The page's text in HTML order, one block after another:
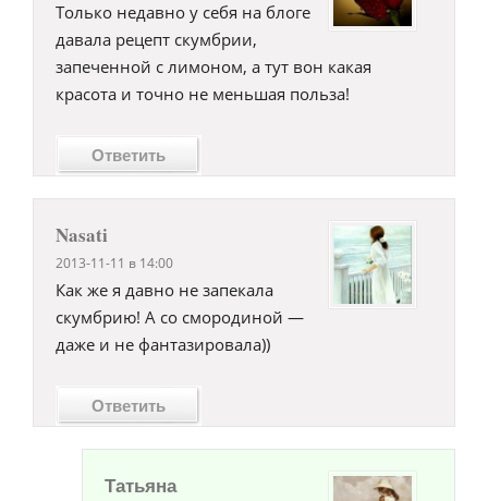
Только недавно у себя на блоге
давала рецепт скумбрии,
запеченной с лимоном, а тут вон какая
красота и точно не меньшая польза!
Ответить
Nasati
2013-11-11 в 14:00
Как же я давно не запекала
скумбрию! А со смородиной —
даже и не фантазировала))
Ответить
Татьяна